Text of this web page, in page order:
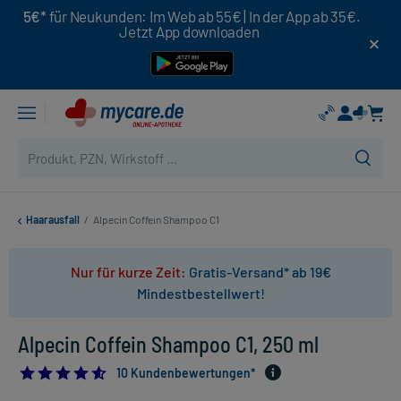
5€* für Neukunden: Im Web ab 55€ | In der App ab 35€.
Jetzt App downloaden
Haarausfall / Alpecin Coffein Shampoo C1
Nur für kurze Zeit: Gratis-Versand* ab 19€
Mindestbestellwert!
Alpecin Coffein Shampoo C1, 250 ml
4.6
10 Kundenbewertungen*